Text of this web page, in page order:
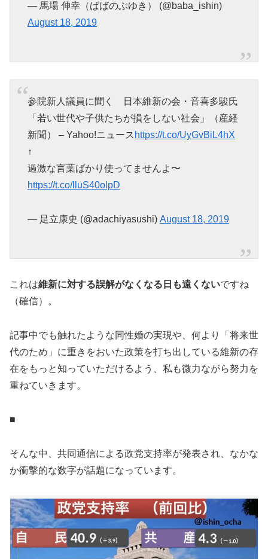
— 馬場 伸幸（ばばのぶゆき） (@baba_ishin)
August 18, 2019
参院新人議員に聞く 日本維新の会・音喜多駿氏
「若い世代や子供たちが損をしない社会」（産経
新聞） – Yahoo!ニュース https://t.co/UyGvBiL4hX
↑
過激な言葉ばかり使ってませんよ〜
https://t.co/lluS40olpD
— 足立康史 (@adachiyasushi) August 18, 2019
これは維新に対する誤解がなくなる日も遠くないですね
（確信）。
記事中でも触れたような同性婚の実現や、何より「将来世
代のため」に重きをおいた政策を打ち出している維新の存
在をもっと知っていただけるよう、私も微力ながら努力を
重ねていきます。
■
そんな中、共同通信による政党支持率が発表され、なかな
か衝撃的な数字が話題になっています。